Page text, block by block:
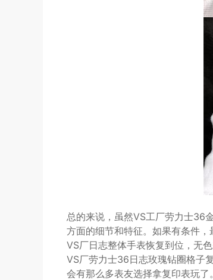
总的来说，虽然VS工厂劳力士36
方面的细节和特征。如果有条件，
VS厂日志整体手表恢复到位，无
VS厂劳力士36日志玫瑰钻圈格子
会有那么多表友选择拿复印表玩